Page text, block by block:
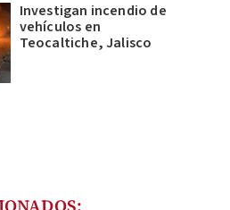
Investigan incendio de
vehículos en
Teocaltiche, Jalisco